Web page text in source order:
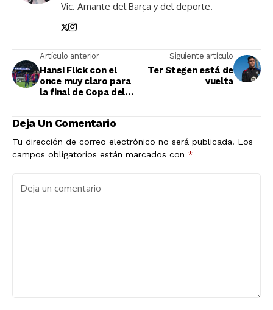
Vic. Amante del Barça y del deporte.
Artículo anterior
Hansi Flick con el
once muy claro para
la final de Copa del
Siguiente artículo
Ter Stegen está de
vuelta
Deja Un Comentario
Tu dirección de correo electrónico no será publicada. Los
campos obligatorios están marcados con *